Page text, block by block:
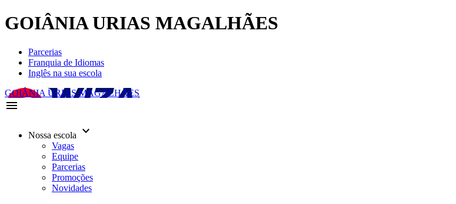
GOIÂNIA URIAS MAGALHÃES
Parcerias
Franquia de Idiomas
Inglês na sua escola
GOIÂNIA URIAS MAGALHÃES
menu
Nossa escola keyboard_arrow_down
Vagas
Equipe
Parcerias
Promoções
Novidades